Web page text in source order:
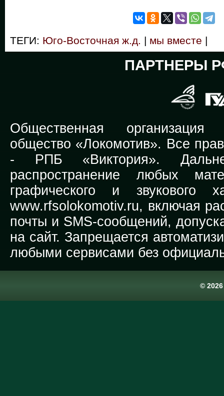
ТЕГИ: Юго-Восточная ж.д. | мы вместе |
ПАРТНЕРЫ
Общественная организация
общество «Локомотив». Все
- РПБ «Виктория».
распространение любых
графического и звукового
www.rfsolokomotiv.ru, включая
почты и SMS-сообщений,
на сайт. Запрещается
любыми сервисами без
©